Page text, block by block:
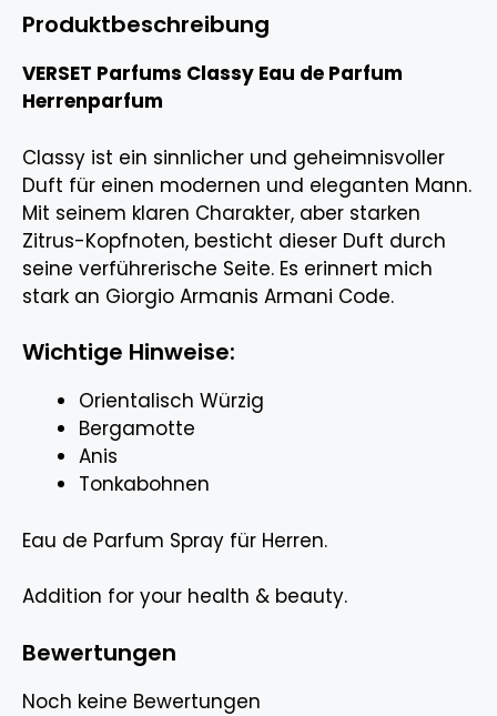
Produktbeschreibung
VERSET Parfums Classy Eau de Parfum
Herrenparfum
Classy ist ein sinnlicher und geheimnisvoller
Duft für einen modernen und eleganten Mann.
Mit seinem klaren Charakter, aber starken
Zitrus-Kopfnoten, besticht dieser Duft durch
seine verführerische Seite. Es erinnert mich
stark an Giorgio Armanis Armani Code.
Wichtige Hinweise:
Orientalisch Würzig
Bergamotte
Anis
Tonkabohnen
Eau de Parfum Spray für Herren.
Addition for your health & beauty.
Bewertungen
Noch keine Bewertungen